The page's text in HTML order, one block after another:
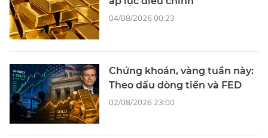
04/08/2026 00:23
Chứng khoán, vàng tuần này:
Theo dấu dòng tiền và FED
02/08/2026 23:00